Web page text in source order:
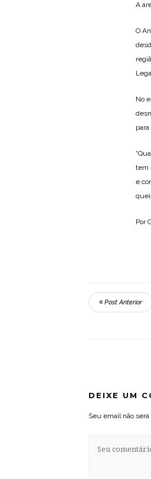
A
O
No
tem
e
Por
Post Anterior
DEIXE UM
Seu email não